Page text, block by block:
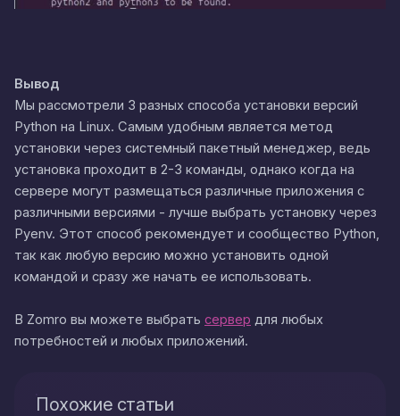
Вывод
Мы рассмотрели 3 разных способа установки версий
Python на Linux. Самым удобным является метод
установки через системный пакетный менеджер, ведь
установка проходит в 2-3 команды, однако когда на
сервере могут размещаться различные приложения с
различными версиями - лучше выбрать установку через
Pyenv. Этот способ рекомендует и сообщество Python,
так как любую версию можно установить одной
командой и сразу же начать ее использовать.
В Zomro вы можете выбрать сервер для любых
потребностей и любых приложений.
Похожие статьи